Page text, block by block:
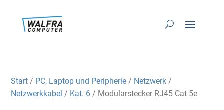
Start / PC, Laptop und Peripherie / Netzwerk /
Netzwerkkabel / Kat. 6 / Modularstecker RJ45 Cat 5e